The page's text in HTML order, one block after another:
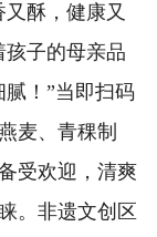
酥，健康又
孩子的母亲品
！”当即扫码
麦、青稞制
受欢迎，清爽
。非遗文创区